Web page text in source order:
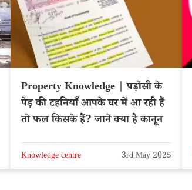
Property Knowledge | पड़ोसी के
पेड़ की टहनियाँ आपके घर में आ रही हैं
तो फल किसके हैं? जाने क्या है कानून
Knowledge centre 3rd May 2025